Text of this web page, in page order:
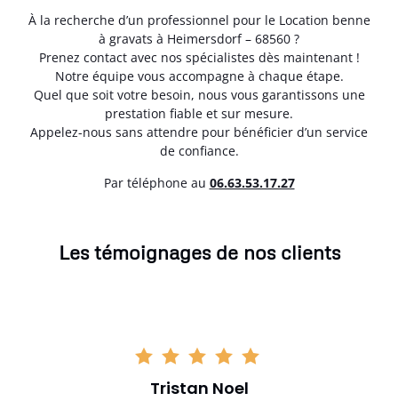
À la recherche d’un professionnel pour le Location benne
à gravats à Heimersdorf – 68560 ?
Prenez contact avec nos spécialistes dès maintenant !
Notre équipe vous accompagne à chaque étape.
Quel que soit votre besoin, nous vous garantissons une
prestation fiable et sur mesure.
Appelez-nous sans attendre pour bénéficier d’un service
de confiance.
Par téléphone au 06.63.53.17.27
Les témoignages de nos clients
Tristan Noel